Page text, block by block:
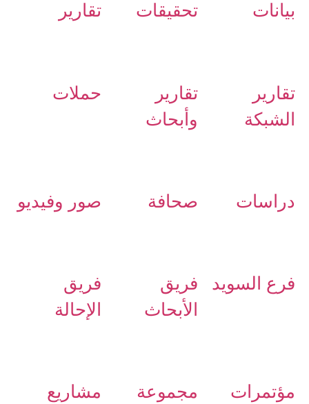
بيانات تحقيقات تقارير
تقارير
الشبكة
تقارير
وأبحاث
حملات
دراسات صحافة صور وفيديو
فرع السويد
فريق
الأبحاث
فريق
الإحالة
مؤتمرات مجموعة مشاريع